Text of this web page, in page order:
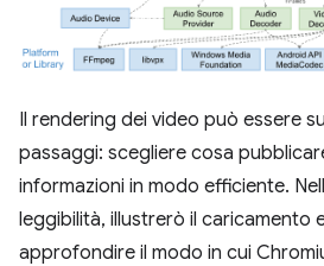
Il rendering dei video può essere
passaggi: scegliere cosa
informazioni in modo efficiente.
leggibilità, illustrerò il caricamento
approfondire il modo in cui